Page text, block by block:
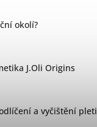
okolí?
J.Oli Origins
a vyčištění pleti